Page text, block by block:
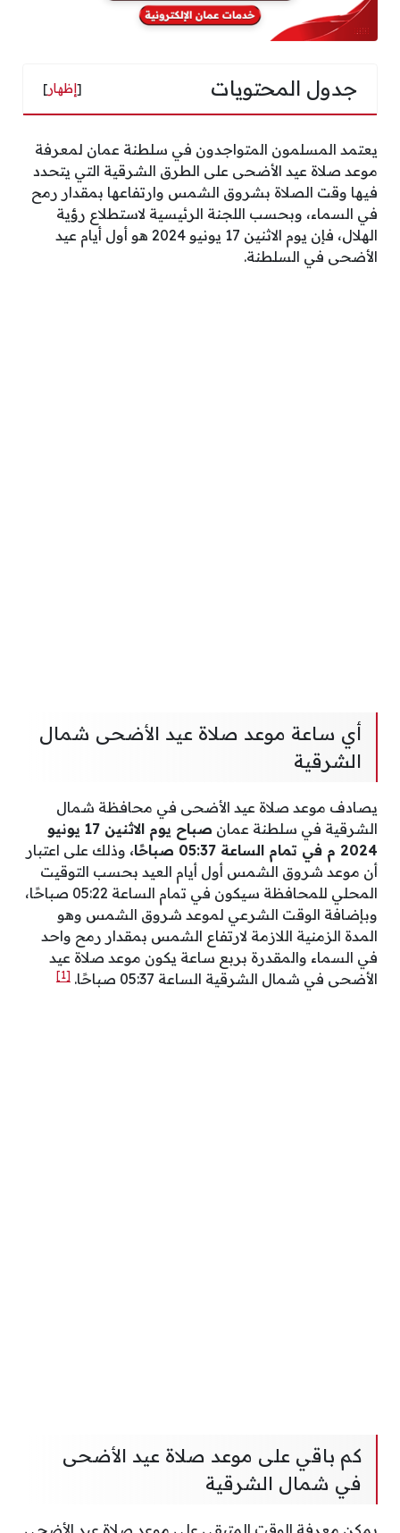
جدول المحتويات [إظهار]
يعتمد المسلمون المتواجدون في سلطنة عمان لمعرفة
موعد صلاة عيد الأضحى على الطرق الشرقية التي يتحدد
فيها وقت الصلاة بشروق الشمس وارتفاعها بمقدار رمح
في السماء، وبحسب اللجنة الرئيسية لاستطلاع رؤية
الهلال، فإن يوم الاثنين 17 يونيو 2024 هو أول أيام عيد
الأضحى في السلطنة.
أي ساعة موعد صلاة عيد الأضحى شمال
الشرقية
يصادف موعد صلاة عيد الأضحى في محافظة شمال
الشرقية في سلطنة عمان
صباح يوم الاثنين 17 يونيو
2024 م في تمام الساعة 05:37 صباحًا،
وذلك على اعتبار
أن موعد شروق الشمس أول أيام العيد بحسب التوقيت
المحلي للمحافظة سيكون في تمام الساعة 05:22 صباحًا،
وبإضافة الوقت الشرعي لموعد شروق الشمس وهو
المدة الزمنية اللازمة لارتفاع الشمس بمقدار رمح واحد
في السماء والمقدرة بربع ساعة يكون موعد صلاة عيد
الأضحى في شمال الشرقية الساعة 05:37 صباحًا.
[1]
كم باقي على موعد صلاة عيد الأضحى
في شمال الشرقية
يمكن معرفة الوقت المتبقي على موعد صلاة عيد الأضحى